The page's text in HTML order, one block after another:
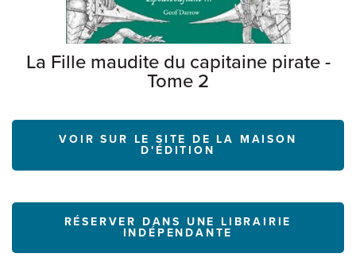
La Fille maudite du capitaine pirate -
Tome 2
VOIR SUR LE SITE DE LA MAISON
D'ÉDITION
RÉSERVER DANS UNE LIBRAIRIE
INDÉPENDANTE